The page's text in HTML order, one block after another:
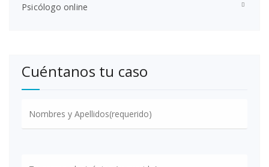
Psicólogo online
Cuéntanos tu caso